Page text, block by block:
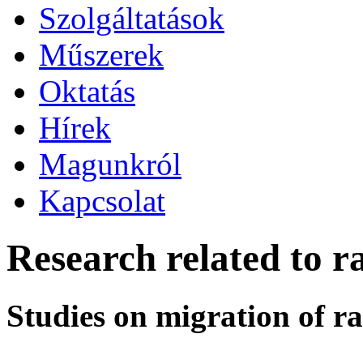
Szolgáltatások
Műszerek
Oktatás
Hírek
Magunkról
Kapcsolat
Research related to
Studies on migration of